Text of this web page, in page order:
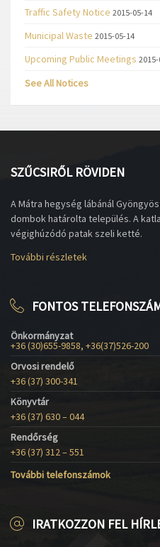
Traffic Safety Notice 2015-05-14
Municipal Waste 2015-05-14
Upcoming Public Meetings
See All Notices
SZŰCSIRŐL RÖVIDEN
A Mátra hegység lábánál
dombok határolta település. A
végighúzódó patak szeli ketté.
További részletek
FONTOS
Önkormányzat
+36 (30)655-9858, +36(37)526-200
Orvosi rendelő
+36 (37) 300-341
Könyvtár
+36 (37) 630 – 044
Rendőrség
+36 (37) 312 – 551
További telefonszámok
IRATKOZZON FEL